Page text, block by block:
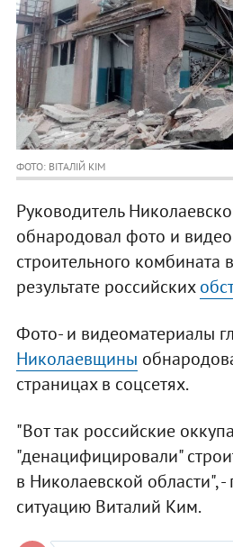
ФОТО: ВІТАЛІЙ КІМ
Руководитель
обнародовал фото и
строительного комбината
результате российских
Фото- и видеоматериалы
Николаевщины
страницах в соцсетях.
"Вот так российские
"денацифицировали"
в Николаевской области",
ситуацию Виталий Ким.